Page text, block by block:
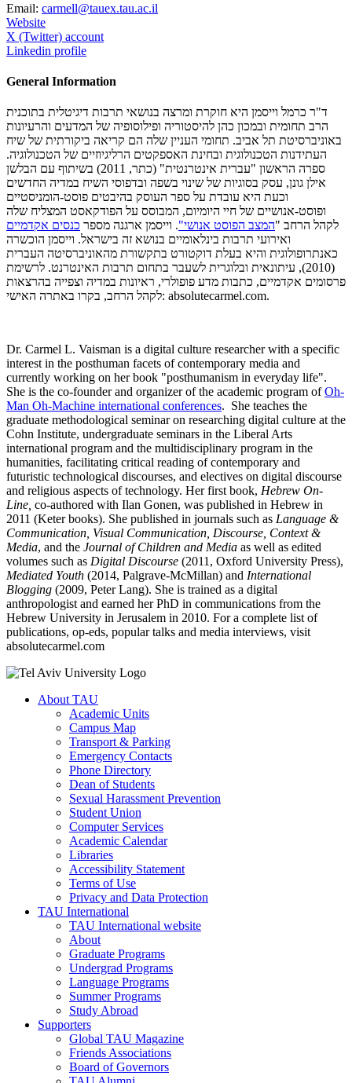
Email: carmell@tauex.tau.ac.il
Website
X (Twitter) account
Linkedin profile
General Information
ד"ר כרמל וייסמן היא חוקרת ומרצה בנושאי תרבות דיגיטלית בתוכנית
הרב תחומית ובמכון כהן להיסטוריה ופילוסופיה של המדעים והרעיונות
באוניברסיטת תל אביב. תחומי העניין שלה הם קריאה ביקורתית של שיח
העתידנות הטכנולוגית ובחינת האספקטים הרליגיוזיים של הטכנולוגיה.
ספרה הראשון "עברית אינטרנטית" (כתר, 2011) בשיתוף עם הבלשן
אילן גונן, עסק בסוגיות של שינוי בשפה ובדפוסי השיח במדיה החדשים
וכעת היא עובדת על ספר העוסק בהיבטים פוסט-הומניסטיים
ופוסט-אנושיים של חיי היומיום, המבוסס על הפודקאסט המצליח שלה
לקהל הרחב "המצב הפוסט אנושי". וייסמן ארגנה מספר כנסים אקדמיים
ואירועי תרבות בינלאומיים בנושא זה בישראל. וייסמן הוכשרה
כאנתרופולוגית והיא בעלת דוקטורט בתקשורת מהאוניברסיטה העברית
(2010), עיתונאית ובלוגרית לשעבר בתחום תרבות האינטרנט. לרשימת
פרסומים אקדמיים, כתבות מדע פופולרי, ראיונות במדיה וצפייה בהרצאות
לקהל הרחב, בקרו באתרה האישי: absolutecarmel.com.
Dr. Carmel L. Vaisman is a digital culture researcher with a specific
interest in the posthuman facets of contemporary media and
currently working on her book "posthumanism in everyday life".
She is the co-founder and organizer of the academic program ofOh-
Man Oh-Machine international conferences. She teaches the
graduate methodological seminar on researching digital culture at the
Cohn Institute, undergraduate seminars in the Liberal Arts
international program and the multidisciplinary program in the
humanities, facilitating critical reading of contemporary and
futuristic technological discourses, and electives on digital discourse
and religious aspects of technology. Her first book, Hebrew On-
Line, co-authored with Ilan Gonen, was published in Hebrew in
2011 (Keter books). She published in journals such as Language &
Communication, Visual Communication, Discourse, Context &
Media, and the Journal of Children and Media as well as edited
volumes such as Digital Discourse (2011, Oxford University Press),
Mediated Youth (2014, Palgrave-McMillan) and International
Blogging (2009, Peter Lang). She is trained as a digital
anthropologist and earned her PhD in communications from the
Hebrew University in Jerusalem in 2010. For a complete list of
publications, op-eds, popular talks and media interviews, visit
absolutecarmel.com
About TAU
Academic Units
Campus Map
Transport & Parking
Emergency Contacts
Phone Directory
Dean of Students
Sexual Harassment Prevention
Student Union
Computer Services
Academic Calendar
Libraries
Accessibility Statement
Terms of Use
Privacy and Data Protection
TAU International
TAU International website
About
Graduate Programs
Undergrad Programs
Language Programs
Summer Programs
Study Abroad
Supporters
Global TAU Magazine
Friends Associations
Board of Governors